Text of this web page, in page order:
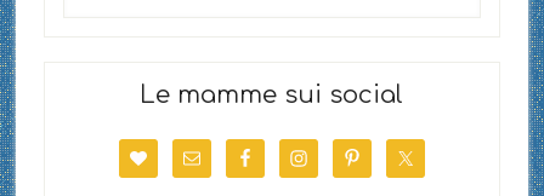
Le mamme sui social